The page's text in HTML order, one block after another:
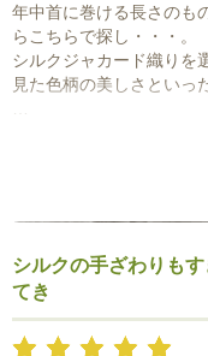
年中首に巻ける長さのも
らこちらで探し・・・。
シルクジャカード織りを
見た色柄の美しさといっ
ード織り）のものばかり
また購入させて頂きたい
ん扱ってほしいです。
楽しみにしております。
シルクの手ざわりも
てき